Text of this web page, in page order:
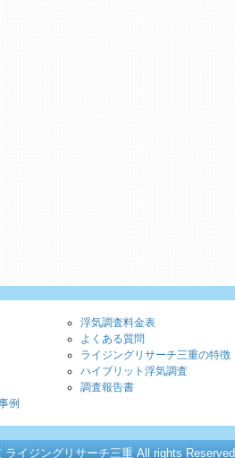
浮気調査料金表
よくある質問
ライジングリサーチ三重の特徴
ハイブリット浮気調査
調査報告書
例
イジングリサーチ三重 All rights Reserved.